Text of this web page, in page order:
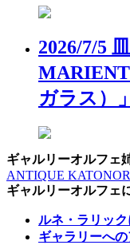
2026/7/5
ガラス）
ギャルリーオルフェ
ANTIQUE KATO
ギャルリーオルフェ
ルネ・ラリッ
ギャラリーへ